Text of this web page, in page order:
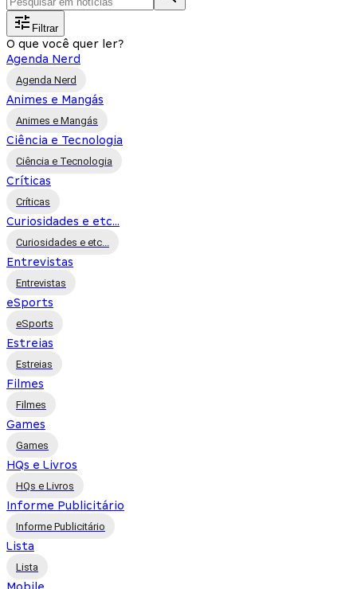
Filtrar
O que você quer ler?
Agenda Nerd
Agenda Nerd
Animes e Mangás
Animes e Mangás
Ciência e Tecnologia
Ciência e Tecnologia
Críticas
Críticas
Curiosidades e etc...
Curiosidades e etc...
Entrevistas
Entrevistas
eSports
eSports
Estreias
Estreias
Filmes
Filmes
Games
Games
HQs e Livros
HQs e Livros
Informe Publicitário
Informe Publicitário
Lista
Lista